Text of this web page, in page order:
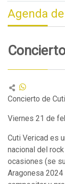
Agenda
Concierto de
Viernes 21 de
Cuti Vericad es
nacional del
ocasiones (se
Aragonesa